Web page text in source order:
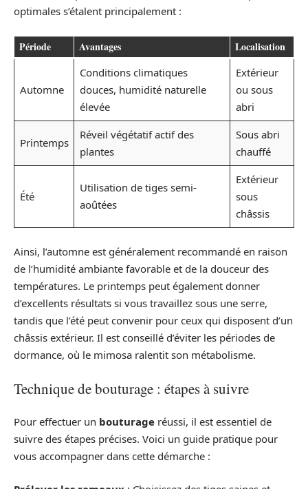
optimales s’étalent principalement :
Période Avantages Localisation
Automne
Conditions climatiques
douces, humidité naturelle
élevée
Extérieur
ou sous
abri
Printemps
Réveil végétatif actif des
plantes
Sous abri
chauffé
Été
Utilisation de tiges semi-
aoûtées
Extérieur
sous
châssis
Ainsi, l’automne est généralement recommandé en raison
de l’humidité ambiante favorable et de la douceur des
températures. Le printemps peut également donner
d’excellents résultats si vous travaillez sous une serre,
tandis que l’été peut convenir pour ceux qui disposent d’un
châssis extérieur. Il est conseillé d’éviter les périodes de
dormance, où le mimosa ralentit son métabolisme.
Technique de bouturage : étapes à suivre
Pour effectuer un bouturage réussi, il est essentiel de
suivre des étapes précises. Voici un guide pratique pour
vous accompagner dans cette démarche :